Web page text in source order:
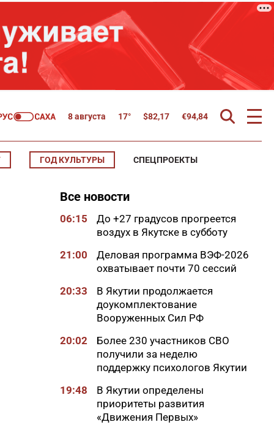
8 августа 17° $82,17 €94,84
ГОД КУЛЬТУРЫ СПЕЦПРОЕКТЫ
Все новости
06:15
До +27 градусов прогреется
воздух в Якутске в субботу
21:00
Деловая программа ВЭФ-2026
охватывает почти 70 сессий
20:33
В Якутии продолжается
доукомплектование
Вооруженных Сил РФ
20:02
Более 230 участников СВО
получили за неделю
поддержку психологов Якутии
19:48
В Якутии определены
приоритеты развития
«Движения Первых»